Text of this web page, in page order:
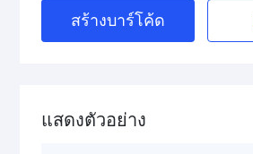
HIBC MicroPDF417
HIBC QR Code
สร้างบาร์โค้ด
แสดงตัวอย่าง